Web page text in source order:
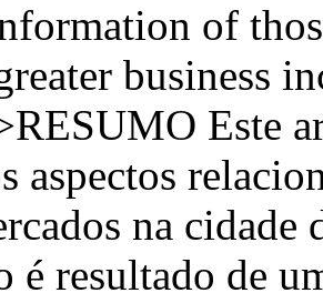
of
business
Este
aspectos
na cidade
é resultado de